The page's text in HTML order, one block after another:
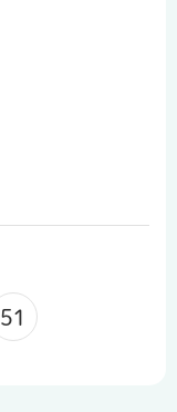
51